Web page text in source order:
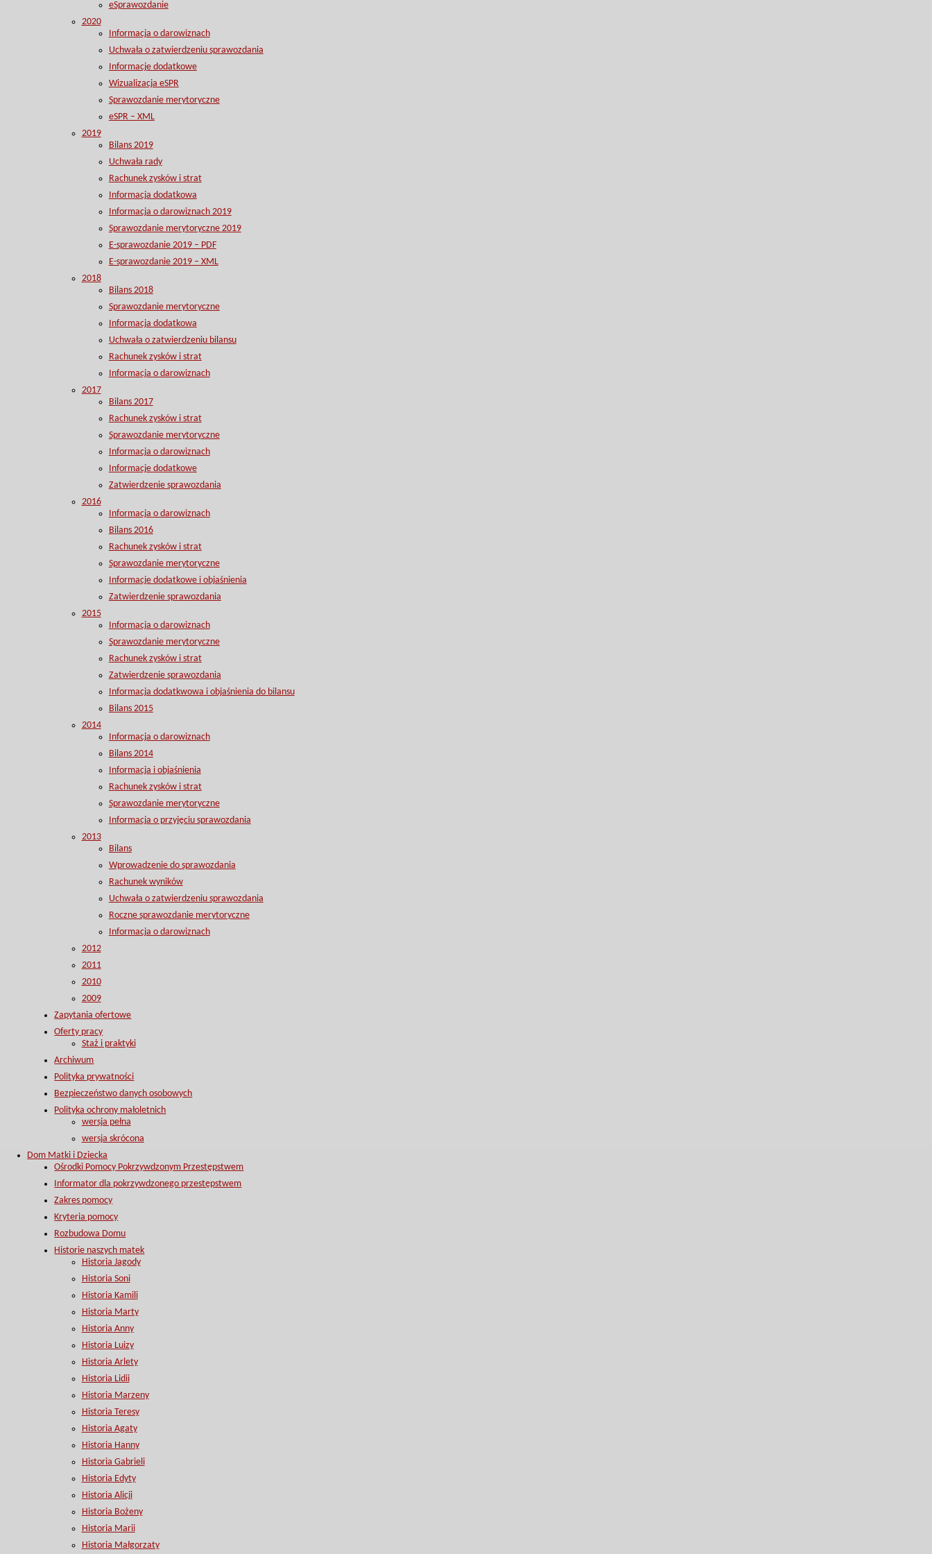
eSprawozdanie
2020
Informacja o darowiznach
Uchwała o zatwierdzeniu sprawozdania
Informacje dodatkowe
Wizualizacja eSPR
Sprawozdanie merytoryczne
eSPR – XML
2019
Bilans 2019
Uchwała rady
Rachunek zysków i strat
Informacja dodatkowa
Informacja o darowiznach 2019
Sprawozdanie merytoryczne 2019
E-sprawozdanie 2019 – PDF
E-sprawozdanie 2019 – XML
2018
Bilans 2018
Sprawozdanie merytoryczne
Informacja dodatkowa
Uchwała o zatwierdzeniu bilansu
Rachunek zysków i strat
Informacja o darowiznach
2017
Bilans 2017
Rachunek zysków i strat
Sprawozdanie merytoryczne
Informacja o darowiznach
Informacje dodatkowe
Zatwierdzenie sprawozdania
2016
Informacja o darowiznach
Bilans 2016
Rachunek zysków i strat
Sprawozdanie merytoryczne
Informacje dodatkowe i objaśnienia
Zatwierdzenie sprawozdania
2015
Informacja o darowiznach
Sprawozdanie merytoryczne
Rachunek zysków i strat
Zatwierdzenie sprawozdania
Informacja dodatkwowa i objaśnienia do bilansu
Bilans 2015
2014
Informacja o darowiznach
Bilans 2014
Informacja i objaśnienia
Rachunek zysków i strat
Sprawozdanie merytoryczne
Informacja o przyjęciu sprawozdania
2013
Bilans
Wprowadzenie do sprawozdania
Rachunek wyników
Uchwała o zatwierdzeniu sprawozdania
Roczne sprawozdanie merytoryczne
Informacja o darowiznach
2012
2011
2010
2009
Zapytania ofertowe
Oferty pracy
Staż i praktyki
Archiwum
Polityka prywatności
Bezpieczeństwo danych osobowych
Polityka ochrony małoletnich
wersja pełna
wersja skrócona
Dom Matki i Dziecka
Ośrodki Pomocy Pokrzywdzonym Przestępstwem
Informator dla pokrzywdzonego przestępstwem
Zakres pomocy
Kryteria pomocy
Rozbudowa Domu
Historie naszych matek
Historia Jagody
Historia Soni
Historia Kamili
Historia Marty
Historia Anny
Historia Luizy
Historia Arlety
Historia Lidii
Historia Marzeny
Historia Teresy
Historia Agaty
Historia Hanny
Historia Gabrieli
Historia Edyty
Historia Alicji
Historia Bożeny
Historia Marii
Historia Małgorzaty